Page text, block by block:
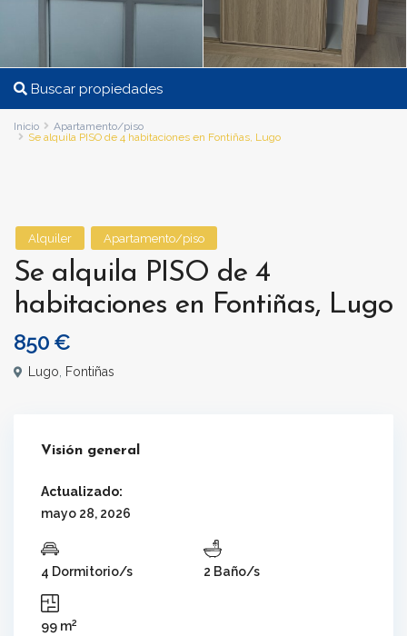
Buscar propiedades
Inicio
Apartamento/piso
Se alquila PISO de 4 habitaciones en Fontiñas, Lugo
Alquiler Apartamento/piso
Se alquila PISO de 4
habitaciones en Fontiñas, Lugo
850 €
Lugo Fontiñas
Visión general
Actualizado:
mayo 28, 2026
4 Dormitorio/s 2 Baño/s
99 m2